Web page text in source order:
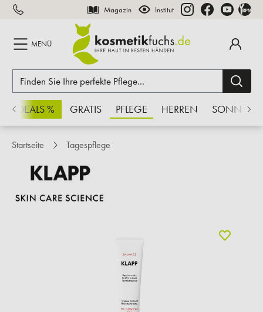
springen Magazin Institut
MENÜ
% GRATIS PFLEGE HERREN SONNE
Startseite Tagespflege